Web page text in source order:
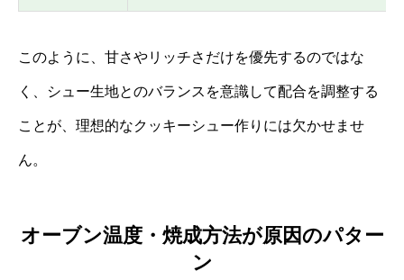
このように、甘さやリッチさだけを優先するのではな
く、シュー生地とのバランスを意識して配合を調整する
ことが、理想的なクッキーシュー作りには欠かせませ
ん。
オーブン温度・焼成方法が原因のパター
ン